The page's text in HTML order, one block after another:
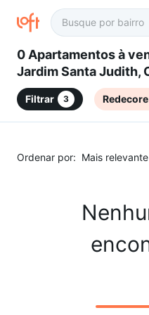
0 Apartamentos à venda em
Jardim Santa Judith,
SP
Filtrar 3
Ordenar por: Mais relevante